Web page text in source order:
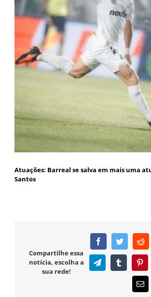
Atuações: Barreal se salva em mais uma
Santos
Compartilhe essa
notícia, escolha a
sua rede!
FacebookTwitter
TelegramTumblr
E-